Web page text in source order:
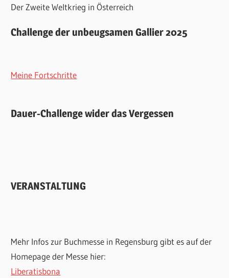
Der Zweite Weltkrieg in Österreich
Challenge der unbeugsamen Gallier 2025
Meine Fortschritte
Dauer-Challenge wider das Vergessen
VERANSTALTUNG
Mehr Infos zur Buchmesse in Regensburg gibt es auf der
Homepage der Messe hier:
Liberatisbona